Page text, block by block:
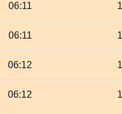
06:11
06:11
06:12
06:12